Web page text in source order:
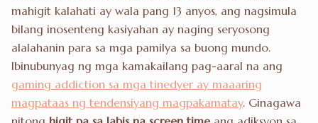
mahigit kalahati ay wala pang 13 anyos, ang nagsimula
bilang inosenteng kasiyahan ay naging seryosong
alalahanin para sa mga pamilya sa buong mundo.
Ibinubunyag ng mga kamakailang pag-aaral na ang
gaming addiction sa mga tinedyer ay maaaring
magpataas ng tendensiyang magpakamatay. Ginagawa